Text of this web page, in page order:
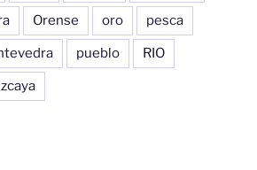
Orense oro pesca
pueblo RIO